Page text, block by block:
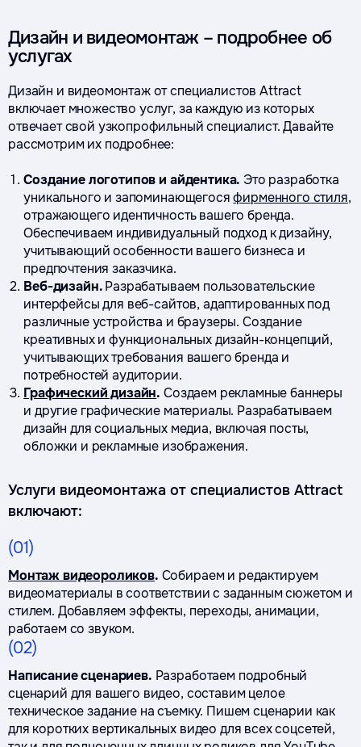
Дизайн и видеомонтаж – подробнее об
услугах
Дизайн и видеомонтаж от специалистов Attract
включает множество услуг, за каждую из которых
отвечает свой узкопрофильный специалист. Давайте
рассмотрим их подробнее:
Создание логотипов и айдентика. Это разработка
уникального и запоминающегосяфирменного стиля,
отражающего идентичность вашего бренда.
Обеспечиваем индивидуальный подход к дизайну,
учитывающий особенности вашего бизнеса и
предпочтения заказчика.
Веб-дизайн.Разрабатываем пользовательские
интерфейсы для веб-сайтов, адаптированных под
различные устройства и браузеры. Создание
креативных и функциональных дизайн-концепций,
учитывающих требования вашего бренда и
потребностей аудитории.
Графический дизайн. Создаем рекламные баннеры
и другие графические материалы. Разрабатываем
дизайн для социальных медиа, включая посты,
обложки и рекламные изображения.
Услуги видеомонтажа от специалистов Attract
включают:
(01)
Монтаж видеороликов. Собираем и редактируем
видеоматериалы в соответствии с заданным сюжетом и
стилем. Добавляем эффекты, переходы, анимации,
работаем со звуком.
(02)
Написание сценариев. Разработаем подробный
сценарий для вашего видео, составим целое
техническое задание на съемку. Пишем сценарии как
для коротких вертикальных видео для всех соцсетей,